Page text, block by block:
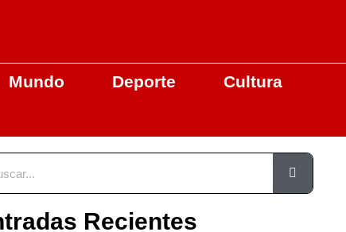
Mundo Deporte
Cultura
Recientes